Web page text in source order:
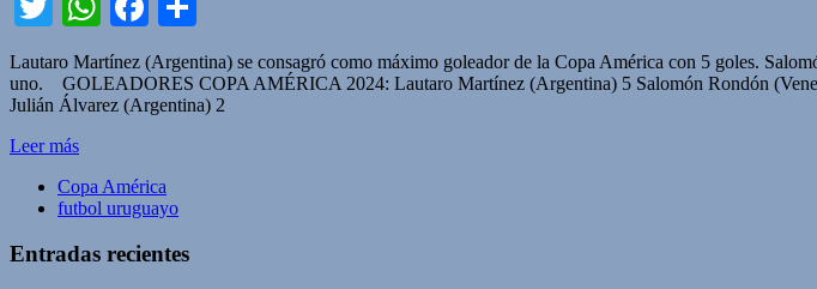
Lautaro Martínez (Argentina) se consagró como máximo goleador de la Copa América con 5 goles.
uno. GOLEADORES COPA AMÉRICA 2024: Lautaro Martínez (Argentina) 5 Salomón Rondón
Julián Álvarez (Argentina) 2
Leer más
Copa América
futbol uruguayo
Entradas recientes